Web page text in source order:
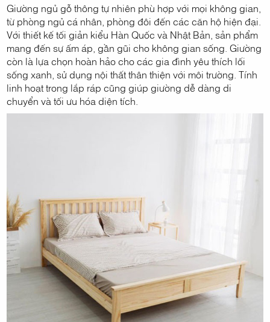
Giường ngủ gỗ thông tự nhiên phù hợp với mọi không gian,
từ phòng ngủ cá nhân, phòng đôi đến các căn hộ hiện đại.
Với thiết kế tối giản kiểu Hàn Quốc và Nhật Bản, sản phẩm
mang đến sự ấm áp, gần gũi cho không gian sống. Giường
còn là lựa chọn hoàn hảo cho các gia đình yêu thích lối
sống xanh, sử dụng nội thất thân thiện với môi trường. Tính
linh hoạt trong lắp ráp cũng giúp giường dễ dàng di
chuyển và tối ưu hóa diện tích.